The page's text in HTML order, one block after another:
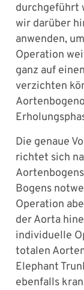
durchgeführt
wir darüber
anwenden,
Operation
ganz auf
verzichten
Die genaue
richtet sich
Bogens
Operation
der Aorta
individuelle
totalen
Elephant
ebenfalls